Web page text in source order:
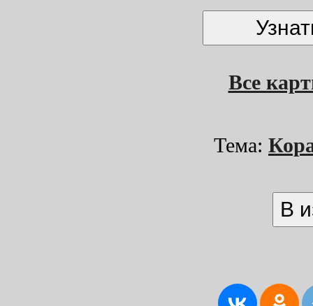
Все
Тема: